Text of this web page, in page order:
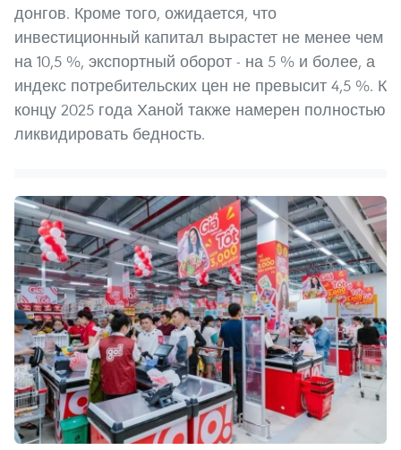
донгов. Кроме того, ожидается, что
инвестиционный капитал вырастет не менее чем
на 10,5 %, экспортный оборот - на 5 % и более, а
индекс потребительских цен не превысит 4,5 %. К
концу 2025 года Ханой также намерен полностью
ликвидировать бедность.